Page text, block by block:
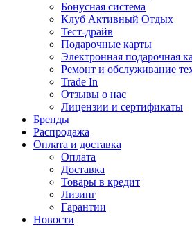
Бонусная система
Клуб Активный Отдых
Тест-драйв
Подарочные карты
Электронная подарочная
Ремонт и обслуживание
Trade In
Отзывы о нас
Лицензии и сертификаты
Бренды
Распродажа
Оплата и доставка
Оплата
Доставка
Товары в кредит
Лизинг
Гарантии
Новости